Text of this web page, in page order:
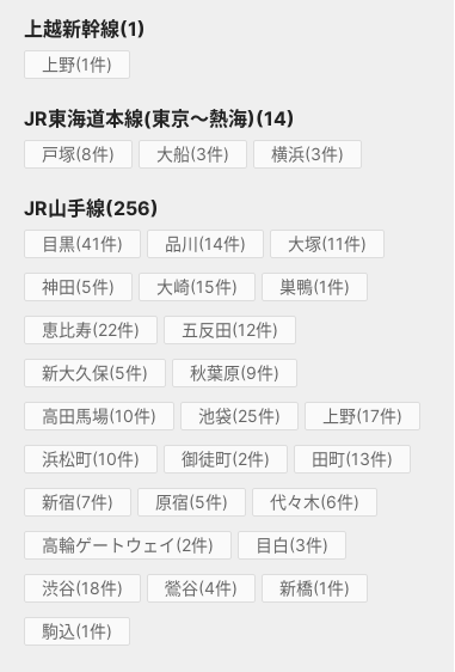
上越新幹線(1)
上野(1件)
JR東海道本線(東京～熱海)(14)
戸塚(8件) 大船(3件) 横浜(3件)
JR山手線(256)
目黒(41件) 品川(14件) 大塚(11件)
神田(5件) 大崎(15件) 巣鴨(1件)
恵比寿(22件) 五反田(12件)
新大久保(5件) 秋葉原(9件)
高田馬場(10件) 池袋(25件) 上野(17件)
浜松町(10件) 御徒町(2件) 田町(13件)
新宿(7件) 原宿(5件) 代々木(6件)
高輪ゲートウェイ(2件) 目白(3件)
渋谷(18件) 鶯谷(4件) 新橋(1件)
駒込(1件)